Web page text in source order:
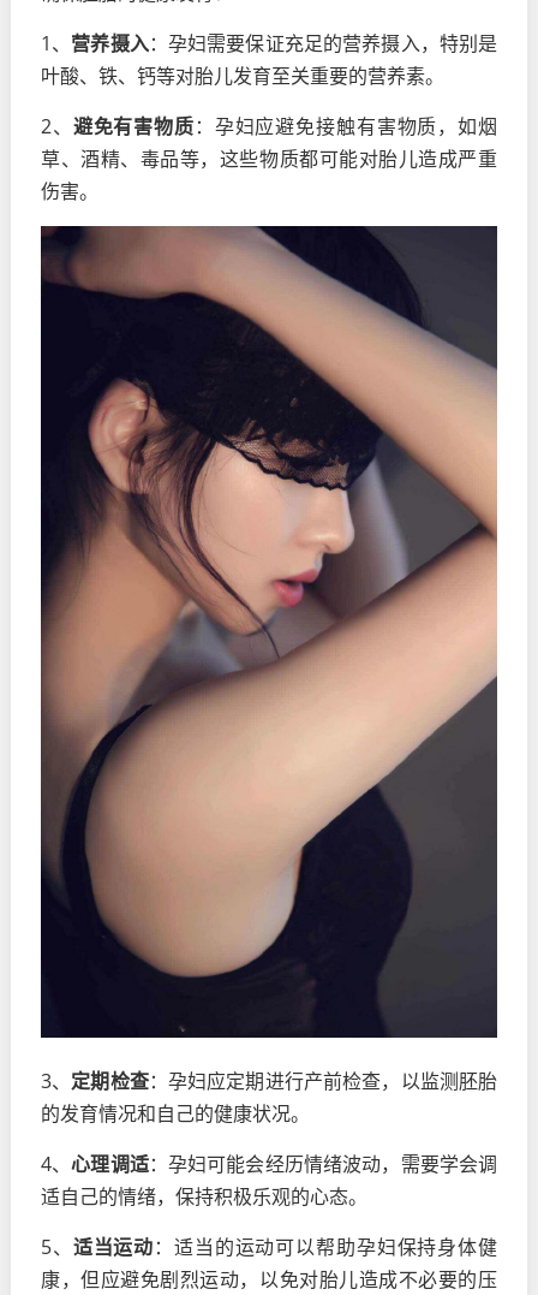
1、 营养摄入：孕妇需要保证充足的营养摄入，特别是
叶酸、铁、钙等对胎儿发育至关重要的营养素。
2、 避免有害物质：孕妇应避免接触有害物质，如烟
草、酒精、毒品等，这些物质都可能对胎儿造成严重
伤害。
3、定期检查：孕妇应定期进行产前检查，以监测胚胎
的发育情况和自己的健康状况。
4、心理调适：孕妇可能会经历情绪波动，需要学会调
适自己的情绪，保持积极乐观的心态。
5、 适当运动：适当的运动可以帮助孕妇保持身体健
康，但应避免剧烈运动，以免对胎儿造成不必要的压